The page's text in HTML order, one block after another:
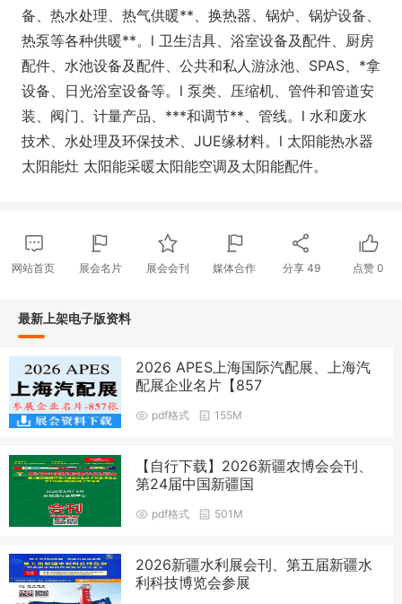
备、热水处理、热气供暖**、换热器、锅炉、锅炉设备、
热泵等各种供暖**。l 卫生洁具、浴室设备及配件、厨房
配件、水池设备及配件、公共和私人游泳池、SPAS、*拿
设备、日光浴室设备等。l 泵类、压缩机、管件和管道安
装、阀门、计量产品、***和调节**、管线。l 水和废水
技术、水处理及环保技术、JUE缘材料。l 太阳能热水器
太阳能灶 太阳能采暖太阳能空调及太阳能配件。
网站首页 展会名片 展会会刊 媒体合作 分享 49 点赞0
最新上架电子版资料
2026 APES上海国际汽配展、上海汽
配展企业名片【857
pdf格式 155M
【自行下载】2026新疆农博会会刊、
第24届中国新疆国
pdf格式 501M
2026新疆水利展会刊、第五届新疆水
利科技博览会参展